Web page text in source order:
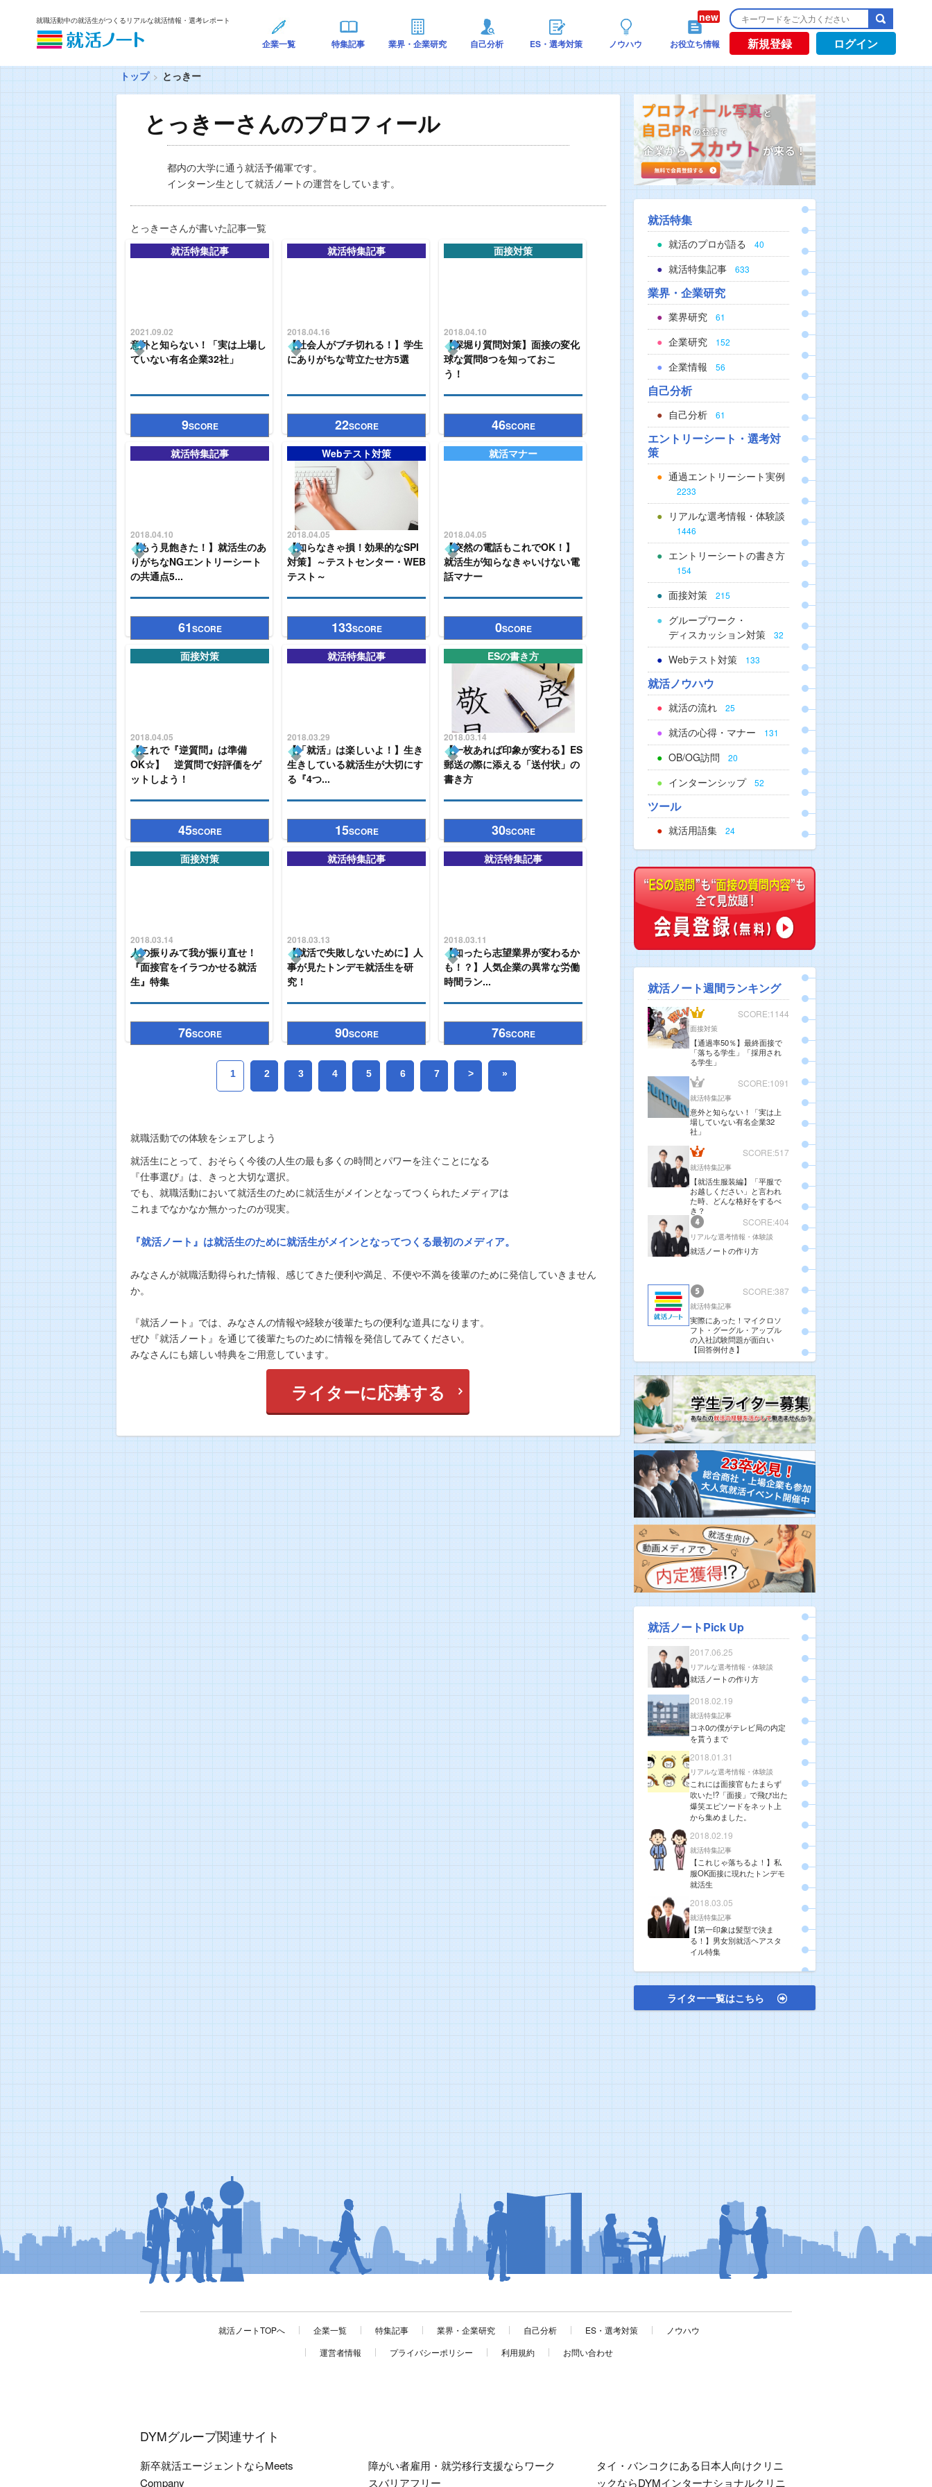
就職活動中の就活生がつくるリアルな就活情報・選考レポート
企業一覧 特集記事 業界・企業研究 自己分析 ES・選考対策 ノウハウ お役立ち情報 新規登録 ログイン
トップ とっきー
とっきーさんのプロフィール
都内の大学に通う就活予備軍です。
インターン生として就活ノートの運営をしています。
とっきーさんが書いた記事一覧
就活特集記事
2021.09.02
意外と知らない！「実は上場し
ていない有名企業32社」
9SCORE
就活特集記事
2018.04.16
【社会人がブチ切れる！】学生
にありがちな苛立たせ方5選
22SCORE
面接対策
2018.04.10
【深堀り質問対策】面接の変化
球な質問8つを知っておこ
う！
46SCORE
就活特集記事
2018.04.10
【もう見飽きた！】就活生のあ
りがちなNGエントリーシート
の共通点5...
61SCORE
Webテスト対策
2018.04.05
【知らなきゃ損！効果的なSPI
対策】～テストセンター・WEB
テスト～
133SCORE
就活マナー
2018.04.05
【突然の電話もこれでOK！】
就活生が知らなきゃいけない電
話マナー
0SCORE
面接対策
2018.04.05
【これで『逆質問』は準備
OK☆】 逆質問で好評価をゲ
ットしよう！
45SCORE
就活特集記事
2018.03.29
【「就活」は楽しいよ！】生き
生きしている就活生が大切にす
る『4つ...
15SCORE
ESの書き方
2018.03.14
【一枚あれば印象が変わる】ES
郵送の際に添える「送付状」の
書き方
30SCORE
面接対策
2018.03.14
人の振りみて我が振り直せ！
『面接官をイラつかせる就活
生』特集
76SCORE
就活特集記事
2018.03.13
【就活で失敗しないために】人
事が見たトンデモ就活生を研
究！
90SCORE
就活特集記事
2018.03.11
【知ったら志望業界が変わるか
も！？】人気企業の異常な労働
時間ラン...
76SCORE
1 2 3 4 5 6 7 > »
就職活動での体験をシェアしよう
就活生にとって、おそらく今後の人生の最も多くの時間とパワーを注ぐことになる
『仕事選び』は、きっと大切な選択。
でも、就職活動において就活生のために就活生がメインとなってつくられたメディアは
これまでなかなか無かったのが現実。
『就活ノート』は就活生のために就活生がメインとなってつくる最初のメディア。
みなさんが就職活動得られた情報、感じてきた便利や満足、不便や不満を後輩のために発信していきません
か。
『就活ノート』では、みなさんの情報や経験が後輩たちの便利な道具になります。
ぜひ『就活ノート』を通じて後輩たちのために情報を発信してみてください。
みなさんにも嬉しい特典をご用意しています。
ライターに応募する
就活特集
就活のプロが語る 40
就活特集記事 633
業界・企業研究
業界研究 61
企業研究 152
企業情報 56
自己分析
自己分析 61
エントリーシート・選考対
策
通過エントリーシート実例
2233
リアルな選考情報・体験談
1446
エントリーシートの書き方
154
面接対策 215
グループワーク・
ディスカッション対策
32
Webテスト対策 133
就活ノウハウ
就活の流れ 25
就活の心得・マナー 131
OB/OG訪問 20
インターンシップ 52
ツール
就活用語集 24
就活ノート週間ランキング
SCORE:1144
面接対策
【通過率50％】最終面接で
「落ちる学生」「採用され
る学生」
SCORE:1091
就活特集記事
意外と知らない！「実は上
場していない有名企業32
社」
SCORE:517
就活特集記事
【就活生服装編】「平服で
お越しください」と言われ
た時、どんな格好をするべ
き？
SCORE:404
リアルな選考情報・体験談
就活ノートの作り方
SCORE:387
就活特集記事
実際にあった！マイクロソ
フト・グーグル・アップル
の入社試験問題が面白い
【回答例付き】
就活ノートPick Up
2017.06.25
リアルな選考情報・体験談
就活ノートの作り方
2018.02.19
就活特集記事
コネ0の僕がテレビ局の内定
を貰うまで
2018.01.31
リアルな選考情報・体験談
これには面接官もたまらず
吹いた!?「面接」で飛び出た
爆笑エピソードをネット上
から集めました。
2018.02.19
就活特集記事
【これじゃ落ちるよ！】私
服OK面接に現れたトンデモ
就活生
2018.03.05
就活特集記事
【第一印象は髪型で決ま
る！】男女別就活ヘアスタ
イル特集
ライター一覧はこちら
就活ノートTOPへ 企業一覧 特集記事 業界・企業研究 自己分析 ES・選考対策
ノウハウ
運営者情報
プライバシーポリシー 利用規約 お問い合わせ
DYMグループ関連サイト
新卒就活エージェントならMeets
Company
障がい者雇用・就労移行支援ならワーク
スバリアフリー
タイ・バンコクにある日本人向けクリニ
ックならDYMインターナショナルクリニ